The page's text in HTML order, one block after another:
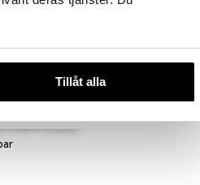
Tillåt alla